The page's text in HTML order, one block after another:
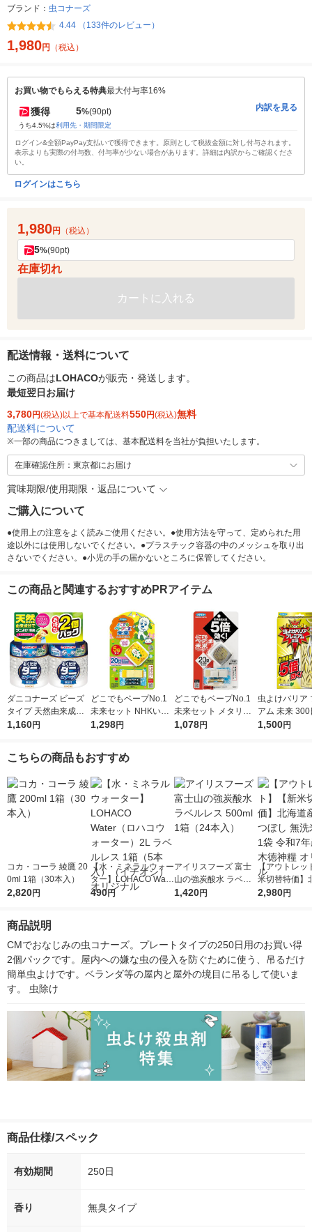
ブランド： 虫コナーズ
4.44 （133件のレビュー）
1,980円 （税込）
お買い物でもらえる特典最大付与率16%
獲得 5%(90pt)
うち4.5%は利用先・期間限定
内訳を見る
ログイン&全額PayPay支払いで獲得できます。原則として税抜金額に対し付与されます。
表示よりも実際の付与数、付与率が少ない場合があります。詳細は内訳からご確認くださ
い。
ログインはこちら
1,980円 （税込）
5%(90pt)
在庫切れ
カートに入れる
配送情報・送料について
この商品はLOHACOが販売・発送します。
最短翌日お届け
3,780円(税込)以上で基本配送料550円(税込)無料
配送料について
※一部の商品につきましては、基本配送料を当社が負担いたします。
在庫確認住所：東京都にお届け
賞味期限/使用期限・返品について
ご購入について
●使用上の注意をよく読みご使用ください。●使用方法を守って、定められた用
途以外には使用しないでください。●プラスチック容器の中のメッシュを取り出
さないでください。●小児の手の届かないところに保管してください。
この商品と関連するおすすめPRアイテム
ダニコナーズ ビーズ
タイプ 天然由来成分
ダニよけ 消臭 60日 無
1,160円
どこでもベープNo.1
未来セット NHKいな
いいないばあっ! 不快
1,298円
どこでもベープNo.1
未来セット メタリッ
クグレー 不快害虫用
1,078円
虫よけバリア
アム 未来 300
ーンの香り 1
1,500円
こちらの商品もおすすめ
コカ・コーラ 綾鷹 20
0ml 1箱（30本入）
2,820円
【水・ミネラルウォー
ター】LOHACO Wate
r（ロハコウォータ
490円
アイリスフーズ 富士
山の強炭酸水 ラベル
レス 500ml 1箱（24
1,420円
【アウトレッ
米切替特価】
ななつぼし 無
2,980円
商品説明
CMでおなじみの虫コナーズ。プレートタイプの250日用のお買い得
2個パックです。屋内への嫌な虫の侵入を防ぐために使う、吊るだけ
簡単虫よけです。ベランダ等の屋内と屋外の境目に吊るして使いま
す。 虫除け
商品仕様/スペック
有効期間 250日
香り 無臭タイプ